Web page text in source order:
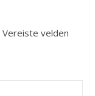
Vereiste velden